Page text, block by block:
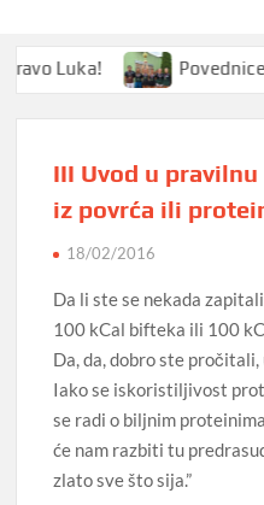
Luka! Povednice
III Uvod u
iz povrća ili
18/02/2016
Da li ste se nekada
100 kCal bifteka ili 100
Da, da, dobro ste
Iako se iskoristiljivost
se radi o biljnim
će nam razbiti tu
zlato sve što sija.”